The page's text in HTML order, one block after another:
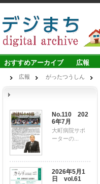
おすすめアーカイブ 広報
広報 がったつうしん
No.110 202
6年7月
大町病院サポ
ーターの...
2026年5月1
日 vol.61